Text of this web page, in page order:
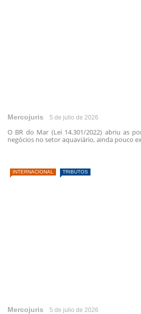
Mercojuris 5 de julio de 2026
O BR do Mar (Lei 14.301/2022) abriu as
negócios no setor aquaviário, ainda pouco
INTERNACIONAL TRIBUTOS
Mercojuris 5 de julio de 2026